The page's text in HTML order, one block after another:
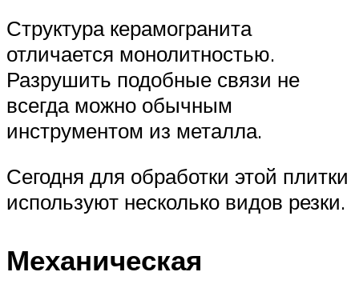
Структура керамогранита
отличается монолитностью.
Разрушить подобные связи не
всегда можно обычным
инструментом из металла.
Сегодня для обработки этой плитки
используют несколько видов резки.
Механическая